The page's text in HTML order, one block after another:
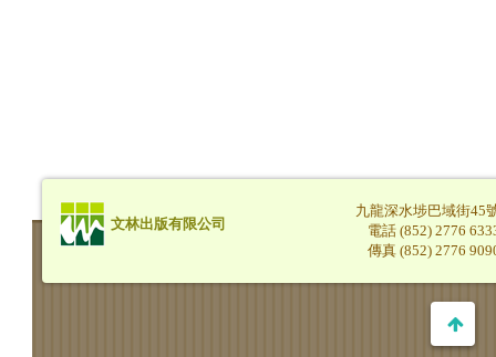
文林出版有限公司
九龍深水埗巴域街45
電話 (852) 2776
傳真 (852) 2776